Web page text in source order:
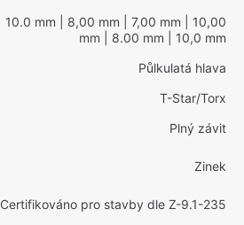
| 10.0 mm | 8,00 mm | 7,00 mm | 10,00
mm | 8.00 mm | 10,0 mm
Půlkulatá hlava
T-Star/Torx
Plný závit
Zinek
Certifikováno pro stavby dle Z-9.1-235